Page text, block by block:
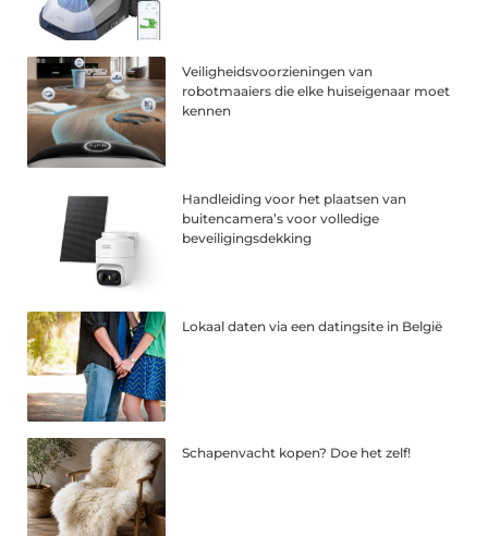
Veiligheidsvoorzieningen van
robotmaaiers die elke huiseigenaar moet
kennen
Handleiding voor het plaatsen van
buitencamera’s voor volledige
beveiligingsdekking
Lokaal daten via een datingsite in België
Schapenvacht kopen? Doe het zelf!